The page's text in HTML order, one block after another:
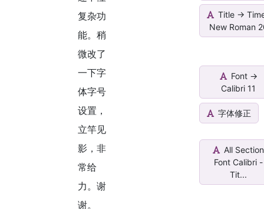
复杂功
能。稍
微改了
一下字
体字号
设置，
立竿见
影，非
常给
力。谢
谢。
Title ->
New Roman
Font ->
Calibri 11
字体修正
All Section
Font Calibri -
Tit...